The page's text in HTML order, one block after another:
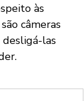
às
câmeras
las